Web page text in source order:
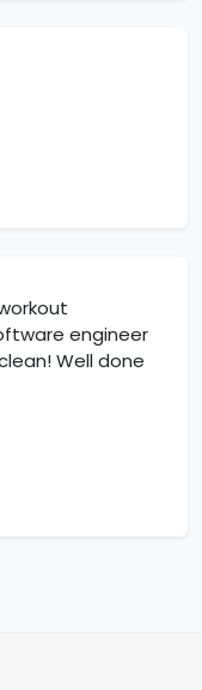
engineer
Well done